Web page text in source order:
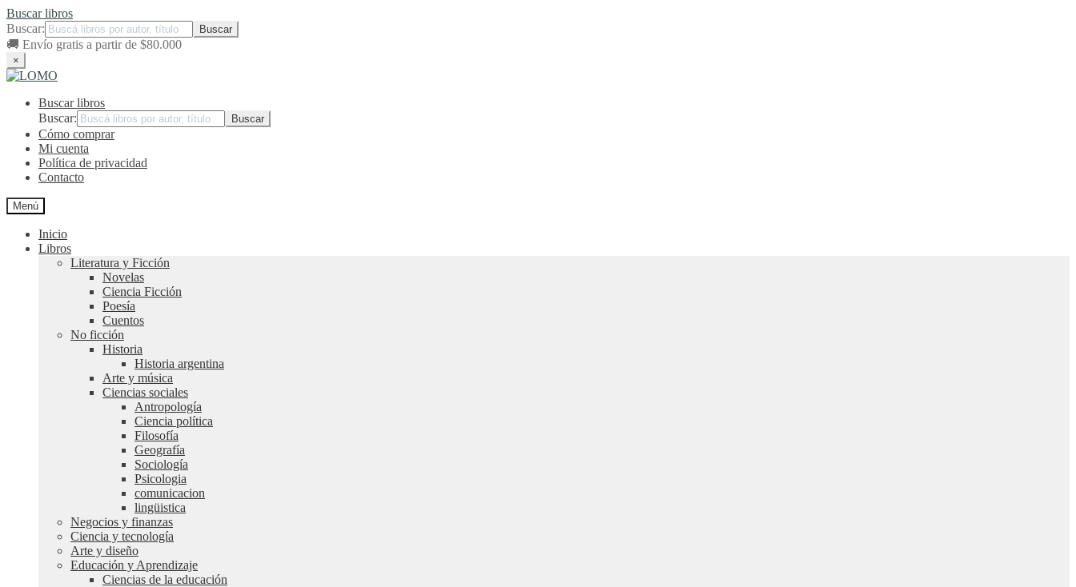
Buscar libros
Buscar:
🚚 Envío gratis a partir de $80.000
×
Ir
navegación
Ir
contenidoBuscar libros
Buscar:
Cómo comprar
Mi cuenta
Política de privacidad
Contacto
Menú
Inicio
Libros
Literatura y Ficción
Novelas
Ciencia Ficción
Poesía
Cuentos
No ficción
Historia
Historia argentina
Arte y música
Ciencias sociales
Antropología
Ciencia política
Filosofía
Geografía
Sociología
Psicologia
comunicacion
lingüistica
Negocios y finanzas
Ciencia y tecnología
Arte y diseño
Educación y Aprendizaje
Ciencias de la educación